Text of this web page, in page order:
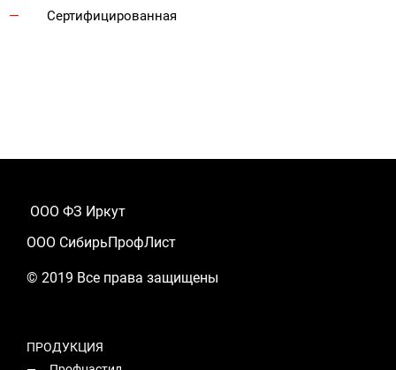
Сертифицированная
ООО ФЗ Иркут
ООО СибирьПрофЛист
© 2019 Все права защищены
ПРОДУКЦИЯ